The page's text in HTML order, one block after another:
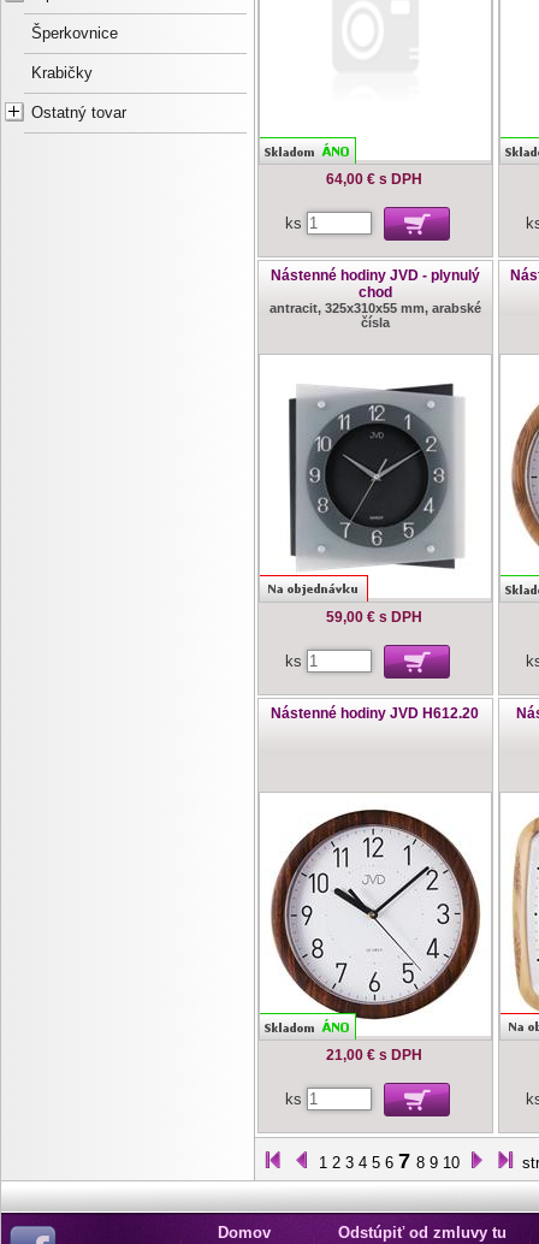
Šperkovnice
Krabičky
Ostatný tovar
64,00 € s DPH
ks
Nástenné hodiny JVD - plynulý
chod
antracit, 325x310x55 mm, arabské
čísla
59,00 € s DPH
ks
Nástenné hodiny JVD H612.20
21,00 € s DPH
ks
1 2 3 4 5 6 7 8 9 10
Domov Odstúpiť od zmluvy tu